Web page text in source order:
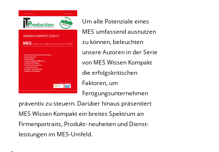
Um alle Potenziale eines
MES umfassend ausnutzen
zu können, beleuchten
unsere Autoren in der Serie
von MES Wissen Kompakt
die erfolgskritischen
Faktoren, um
Fertigungsunternehmen
präventiv zu steuern. Darüber hinaus präsentiert
MES Wissen Kompakt ein breites Spektrum an
Firmenportraits, Produkt- neuheiten und Dienst-
leistungen im MES-Umfeld.